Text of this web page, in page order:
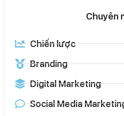
Chuyên
Chiến lược
Branding
Digital Marketing
Social Media